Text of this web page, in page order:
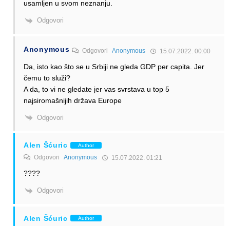
usamljen u svom neznanju.
Odgovori
Anonymous OdgovoriAnonymous 15.07.2022. 00:00
Da, isto kao što se u Srbiji ne gleda GDP per capita. Jer
čemu to služi?
A da, to vi ne gledate jer vas svrstava u top 5
najsiromašnijih država Europe
Odgovori
Alen Šćuric Author
Odgovori Anonymous 15.07.2022. 01:21
????
Odgovori
Alen Šćuric Author